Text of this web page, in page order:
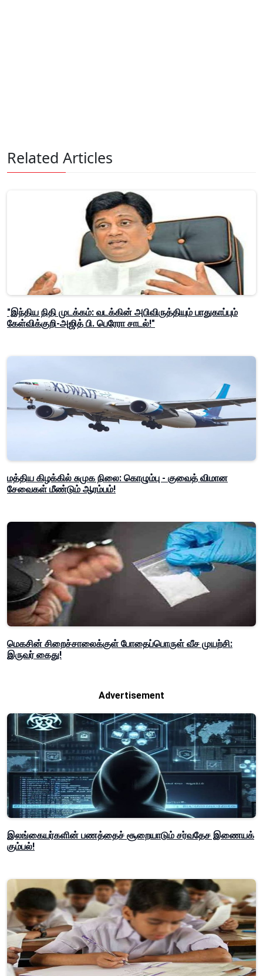
Related Articles
"இந்திய நிதி முடக்கம்: வடக்கின் அபிவிருத்தியும் பாதுகாப்பும்
கேள்விக்குறி-அஜித் பி. பெரேரா சாடல்!"
மத்திய கிழக்கில் சுமுக நிலை: கொழும்பு - குவைத் விமான
சேவைகள் மீண்டும் ஆரம்பம்!
மெகசின் சிறைச்சாலைக்குள் போதைப்பொருள் வீச முயற்சி:
இருவர் கைது!
Advertisement
இலங்கையர்களின் பணத்தைச் சூறையாடும் சர்வதேச இணையக்
கும்பல்!